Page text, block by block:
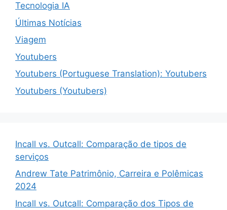
Tecnologia IA
Últimas Notícias
Viagem
Youtubers
Youtubers (Portuguese Translation): Youtubers
Youtubers (Youtubers)
Incall vs. Outcall: Comparação de tipos de
serviços
Andrew Tate Patrimônio, Carreira e Polêmicas
2024
Incall vs. Outcall: Comparação dos Tipos de